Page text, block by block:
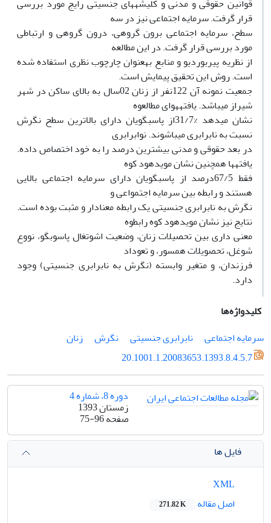
قوانین حقوقی و مدنی و کلیشههای جنسیتی رایج مورد بررسی
قرار گرفت. سرمایه اجتماعی نیز در سه
سطح، سرمایه اجتماعی برون گروهی، درون گروهی و ارتباطی
مورد بررسی قرار گرفت. در این مطالعه
از نظریه پیربوردیو و منابع بهعنوان چارچوب نظری استفاده شده
است. روش این تحقیق پیمایش است.
جمعیت نمونه آن 122نفر از زنان 02سال به بالای ساکن در شهر
شیراز میباشد. یافتههوای مطالعوه
نشان میدهد %31/7از پاسبگویان دارای بالاترین سطح نگرش
نسبت به نابرابری میباشوند. نوابرابری
در بعد حقوقی و مدنی بیشترین درصد را به خود اختصاص داده.
یافتهها همچنین نشان مویدهود کوه
فقط 67/5درصد از پاسبگویان دارای سرمایه اجتماعی بالایی
هستند و رابطه بین سرمایه اجتمواعی و
نگرش به نابرابری جنسیتی یک رابطه معنادار و مثبت بوده است.
نتایج نیز نشان مویدهود کوه رابطوه
معنی داری بین تحصیلات زنان، وضعیت اشوتغال پاسوبگو، نووع
شوغل، تحصویلات همسور، و تعوداد
فرزندان، و متغیر وابسته (نگرش به نابرابری جنسیتی) وجود
دارد.
کلیدواژه‌ها
سرمایه اجتماعی
نابرابری جنسیتی نگرش
زنان
20.1001.1.20083653.1393.8.4.5.7
دوره 8، شماره 4
زمستان 1393
صفحه75-96
فایل ها
اصل مقاله
271.82 K